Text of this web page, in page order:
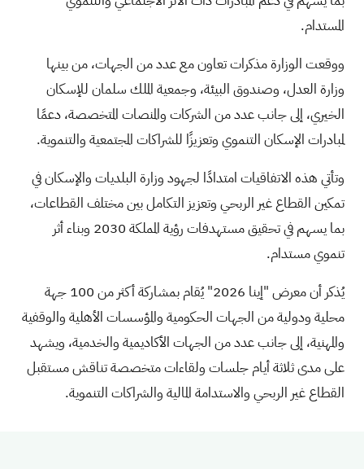
المستدام.
ووقعت الوزارة مذكرات تعاون مع عدد من الجهات، من بينها
وزارة العدل، وصندوق البيئة، وجمعية الملك سلمان للإسكان
الخيري، إلى جانب عدد من الشركات والمنصات المتخصصة، دعمًا
لمبادرات الإسكان التنموي وتعزيزًا للشراكات المجتمعية والتنموية.
وتأتي هذه الاتفاقيات امتدادًا لجهود وزارة البلديات والإسكان في
تمكين القطاع غير الربحي وتعزيز التكامل بين مختلف القطاعات،
بما يسهم في تحقيق مستهدفات رؤية المملكة 2030 وبناء أثر
تنموي مستدام.
يُذكر أن معرض "إينا 2026" يُقام بمشاركة أكثر من 100 جهة
محلية ودولية من الجهات الحكومية والمؤسسات الأهلية والوقفية
والمهنية، إلى جانب عدد من الجهات الأكاديمية والخدمية، ويشهد
على مدى ثلاثة أيام جلسات ولقاءات متخصصة تناقش مستقبل
القطاع غير الربحي والاستدامة المالية والشراكات التنموية.